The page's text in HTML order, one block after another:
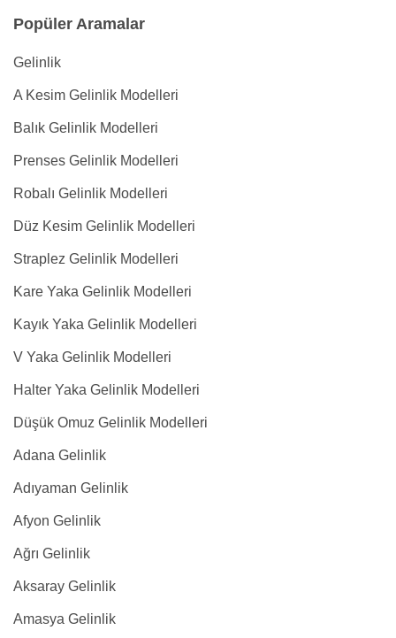
Popüler Aramalar
Gelinlik
A Kesim Gelinlik Modelleri
Balık Gelinlik Modelleri
Prenses Gelinlik Modelleri
Robalı Gelinlik Modelleri
Düz Kesim Gelinlik Modelleri
Straplez Gelinlik Modelleri
Kare Yaka Gelinlik Modelleri
Kayık Yaka Gelinlik Modelleri
V Yaka Gelinlik Modelleri
Halter Yaka Gelinlik Modelleri
Düşük Omuz Gelinlik Modelleri
Adana Gelinlik
Adıyaman Gelinlik
Afyon Gelinlik
Ağrı Gelinlik
Aksaray Gelinlik
Amasya Gelinlik